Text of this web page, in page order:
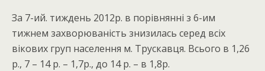
За 7-ий. тиждень 2012р. в порівнянні з 6-им
тижнем захворюваність знизилась серед всіх
вікових груп населення м. Трускавця. Всього в 1,26
р., 7 – 14 р. – 1,7р., до 14 р. – в 1,8р.